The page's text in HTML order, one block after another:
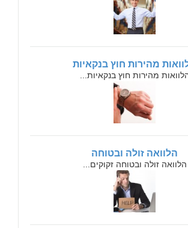
מהירות חוץ בנקאיות
מהירות חוץ בנקאיות...
הלוואה זולה ובטוחה
הלוואה זולה ובטוחה זקוקים...